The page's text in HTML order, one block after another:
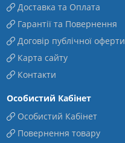
Доставка та Оплата
Гарантії та Повернення
Договір публічної оферти
Карта сайту
Контакти
Особистий Кабінет
Особистий Кабінет
Повернення товару